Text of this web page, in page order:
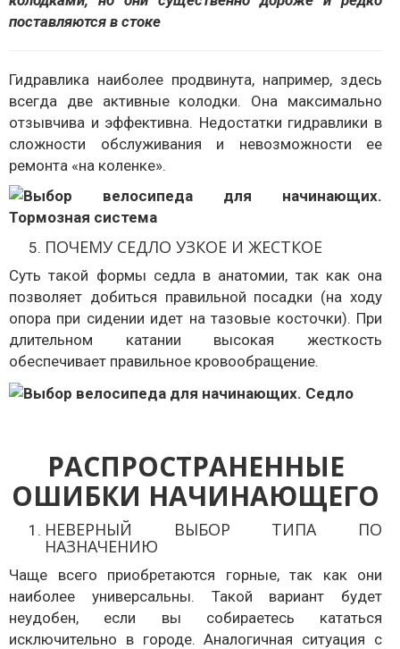
поставляются в стоке
Гидравлика наиболее продвинута, например, здесь
всегда две активные колодки. Она максимально
отзывчива и эффективна. Недостатки гидравлики в
сложности обслуживания и невозможности ее
ремонта «на коленке».
ПОЧЕМУ СЕДЛО УЗКОЕ И ЖЕСТКОЕ
Суть такой формы седла в анатомии, так как она
позволяет добиться правильной посадки (на ходу
опора при сидении идет на тазовые косточки). При
длительном катании высокая жесткость
обеспечивает правильное кровообращение.
РАСПРОСТРАНЕННЫЕ
ОШИБКИ НАЧИНАЮЩЕГО
НЕВЕРНЫЙ ВЫБОР ТИПА ПО
НАЗНАЧЕНИЮ
Чаще всего приобретаются горные, так как они
наиболее универсальны. Такой вариант будет
неудобен, если вы собираетесь кататься
исключительно в городе. Аналогичная ситуация с